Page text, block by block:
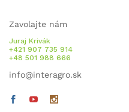
Zavolajte nám
Juraj Krivák
+421 907 735 914
+48 501 988 666
info@interagro.sk